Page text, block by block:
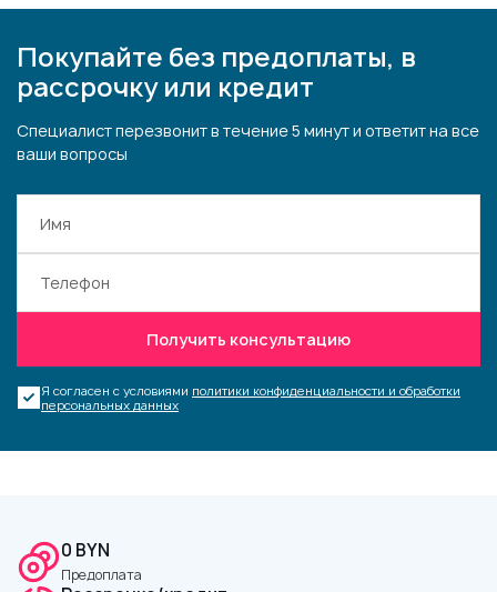
Покупайте без предоплаты, в
рассрочку или кредит
Специалист перезвонит в течение 5 минут и ответит на все
ваши вопросы
Получить консультацию
Я согласен с условиями политики конфиденциальности и обработки
персональных данных
0 BYN
Предоплата